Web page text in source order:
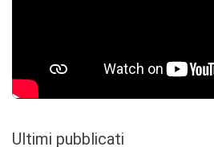
Ultimi pubblicati